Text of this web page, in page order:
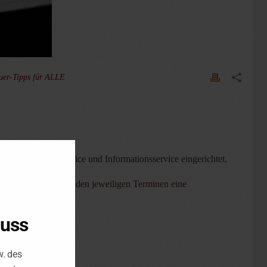
Tipps für ALLE
Erinnerungsservice und Informationsservice eingerichtet.
Sie kurz vor den jeweiligen Terminen eine
des